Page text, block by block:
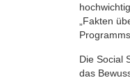
„Fakten
Die Social
das